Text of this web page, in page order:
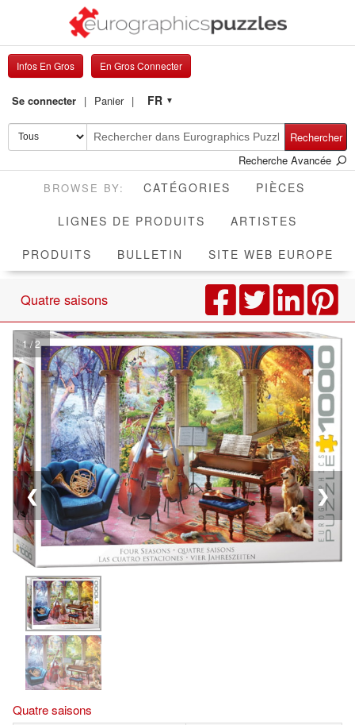
Infos En Gros En Gros Connecter
Se connecter Panier FR ▼
Rechercher
Recherche Avancée
CATÉGORIES PIÈCES
LIGNES DE PRODUITS ARTISTES
PRODUITS BULLETIN SITE WEB EUROPE
Quatre saisons
1 / 2
❮ ❯
Quatre saisons